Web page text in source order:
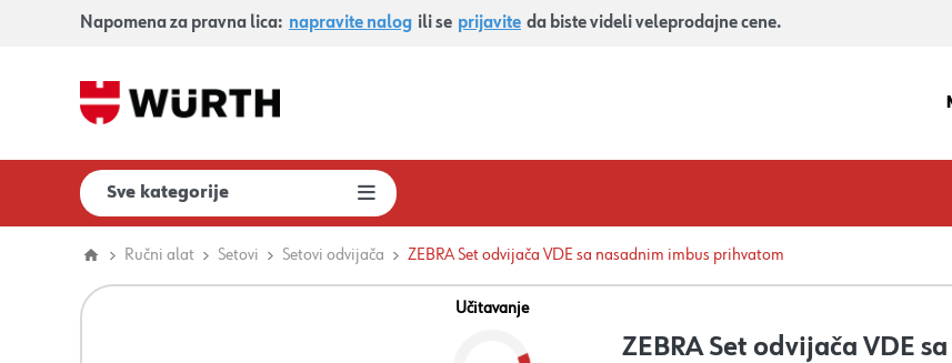
Napomena za pravna lica: napravite nalog ili se prijavite da biste videli veleprodajne cene.
Sve kategorije
Ručni alat Setovi Setovi odvijača ZEBRA Set odvijača VDE sa nasadnim imbus prihvatom
Učitavanje
ZEBRA Set odvijača VDE